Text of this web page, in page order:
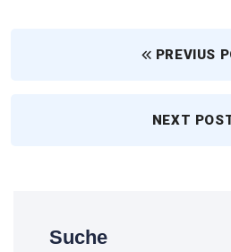
PREVIUS
NEXT
Suche